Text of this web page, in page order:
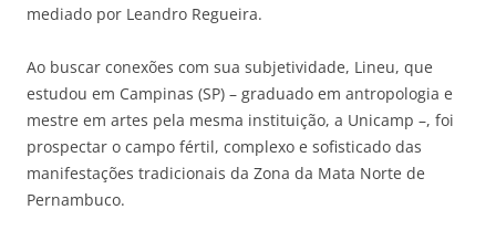
mediado por Leandro Regueira.
Ao buscar conexões com sua subjetividade, Lineu, que
estudou em Campinas (SP) – graduado em antropologia e
mestre em artes pela mesma instituição, a Unicamp –, foi
prospectar o campo fértil, complexo e sofisticado das
manifestações tradicionais da Zona da Mata Norte de
Pernambuco.